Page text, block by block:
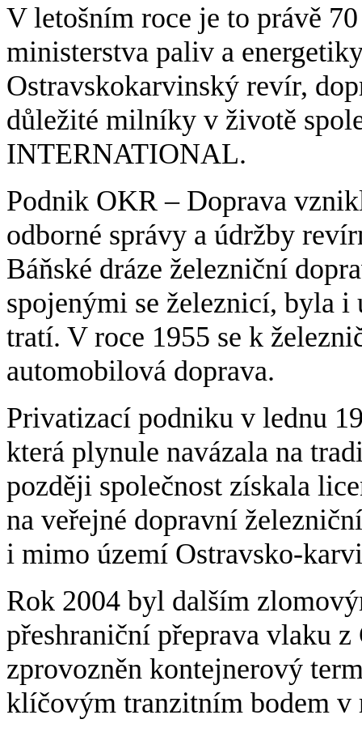
V letošním roce je to právě
ministerstva paliv a
Ostravskokarvinský revír,
důležité milníky v životě
INTERNATIONAL.
Podnik OKR – Doprava
odborné správy a údržby
Báňské dráze železniční
spojenými se železnicí, byla
tratí. V roce 1955 se k
automobilová doprava.
Privatizací podniku v lednu
která plynule navázala na
později společnost získala
na veřejné dopravní
i mimo území Ostravsko-
Rok 2004 byl dalším
přeshraniční přeprava vlaku
zprovozněn kontejnerový
klíčovým tranzitním bodem v